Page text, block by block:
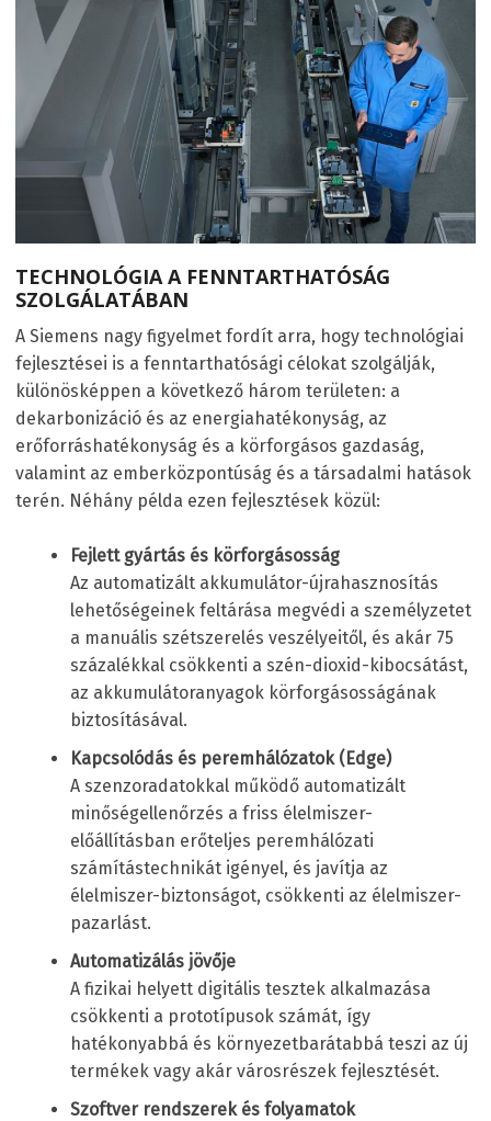
TECHNOLÓGIA A FENNTARTHATÓSÁG
SZOLGÁLATÁBAN
A Siemens nagy figyelmet fordít arra, hogy technológiai
fejlesztései is a fenntarthatósági célokat szolgálják,
különösképpen a következő három területen: a
dekarbonizáció és az energiahatékonyság, az
erőforráshatékonyság és a körforgásos gazdaság,
valamint az emberközpontúság és a társadalmi hatások
terén. Néhány példa ezen fejlesztések közül:
Fejlett gyártás és körforgásosság
Az automatizált akkumulátor-újrahasznosítás
lehetőségeinek feltárása megvédi a személyzetet
a manuális szétszerelés veszélyeitől, és akár 75
százalékkal csökkenti a szén-dioxid-kibocsátást,
az akkumulátoranyagok körforgásosságának
biztosításával.
Kapcsolódás és peremhálózatok (Edge)
A szenzoradatokkal működő automatizált
minőségellenőrzés a friss élelmiszer-
előállításban erőteljes peremhálózati
számítástechnikát igényel, és javítja az
élelmiszer-biztonságot, csökkenti az élelmiszer-
pazarlást.
Automatizálás jövője
A fizikai helyett digitális tesztek alkalmazása
csökkenti a prototípusok számát, így
hatékonyabbá és környezetbarátabbá teszi az új
termékek vagy akár városrészek fejlesztését.
Szoftver rendszerek és folyamatok